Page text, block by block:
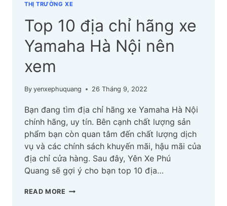
THỊ TRƯỜNG XE
Top 10 địa chỉ hãng xe
Yamaha Hà Nội nên
xem
By yenxephuquang 26 Tháng 9, 2022
Bạn đang tìm địa chỉ hãng xe Yamaha Hà Nội
chính hãng, uy tín. Bên cạnh chất lượng sản
phẩm bạn còn quan tâm đến chất lượng dịch
vụ và các chính sách khuyến mãi, hậu mãi của
địa chỉ cửa hàng. Sau đây, Yên Xe Phú
Quang sẽ gợi ý cho bạn top 10 địa…
READ MORE TOP